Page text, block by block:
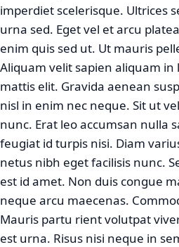
imperdiet scelerisque. Ultrices
urna sed. Eget vel et arcu
enim quis sed ut. Ut mauris
Aliquam velit sapien aliquam in
mattis elit. Gravida aenean
nisl in enim nec neque. Sit ut
nunc. Erat leo accumsan nulla
feugiat id turpis nisi. Diam
netus nibh eget facilisis nunc.
est id amet. Non duis congue
neque arcu maecenas.
Mauris partu rient volutpat
est urna. Risus nisi neque in